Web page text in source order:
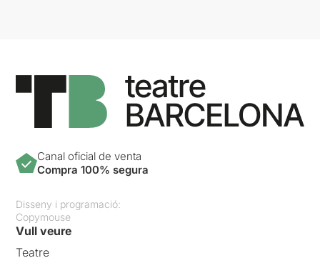
Canal oficial de venta
Compra 100% segura
Disseny i programació:
Copymouse
Vull veure
Teatre